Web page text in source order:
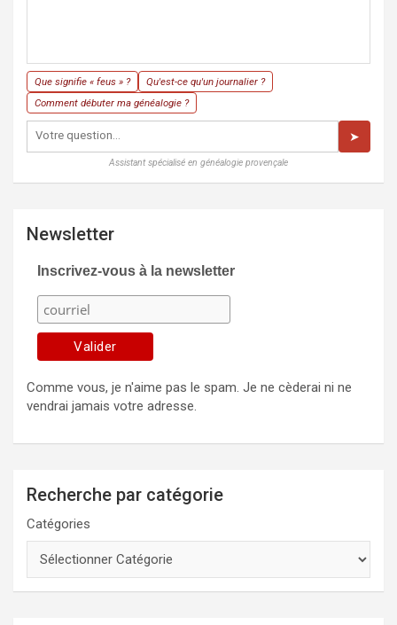
Que signifie « feus » ?
Qu'est-ce qu'un journalier ?
Comment débuter ma généalogie ?
➤
Assistant spécialisé en généalogie provençale
Newsletter
Inscrivez-vous à la newsletter
Comme vous, je n'aime pas le spam. Je ne cèderai ni ne
vendrai jamais votre adresse.
Recherche par catégorie
Catégories